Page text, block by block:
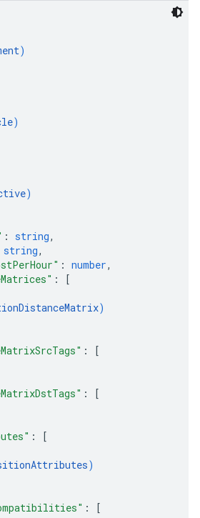
)
)
)
: string,
string,
: number,
:
[
)
:
[
:
[
:
[
)
:
[